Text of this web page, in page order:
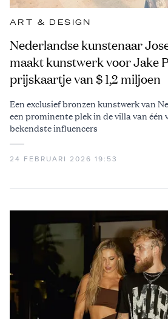
ART & DESIGN
Nederlandse kunstenaar
maakt kunstwerk voor Jake
prijskaartje van $ 1,2 miljoen
Een exclusief bronzen kunstwerk van
een prominente plek in de villa van één
bekendste influencers
24 FEBRUARI 2026 19:53